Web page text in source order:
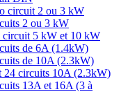
circuit 2 ou 3 kW
2 ou 3 kW
circuit 5 kW et 10 kW
de 6A (1.4kW)
de 10A (2.3kW)
24 circuits 10A (2.3kW)
13A et 16A (3 à